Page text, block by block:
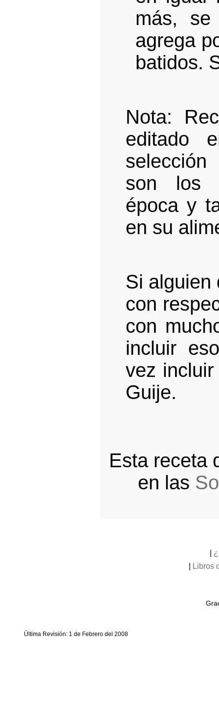
más,
agrega
batidos.
Nota:
editado
son los
época y
en su
Si alguien
con
con
incluir
vez
Guije.
Esta receta
en las
Libros
Última Revisión: 1 de Febrero del 2008